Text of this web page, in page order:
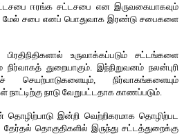
ஈரங்க சட்டசபை என இருவகையாகவும்
மேல் சபை எனப் பொதுவாக இரண்டு சபைகளை
உருவாக்கப்படும் சட்டங்களை
துறையாகும். இந்நிறுவனம் நலன்புரி
நிர்வாகங்களையும்
நாடு வேறுபட்டதாக காணப்படும்.
இன்றி வெற்றிகரமாக தொழிற்பட
தேர்தல் தொகுதிகளில் இருந்து சட்டத்துறைக்கு